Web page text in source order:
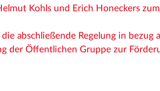
Kohls und Erich Honeckers
abschließende Regelung in bezug
der Öffentlichen Gruppe zur